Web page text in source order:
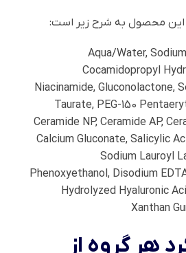
این محصول به شرح زیر است:
Aqua/Water,
Cocamidopropyl
Niacinamide, Gluconolactone,
Taurate, PEG-150
Ceramide NP, Ceramide AP,
Calcium Gluconate, Salicylic
Sodium Lauroyl
Phenoxyethanol, Disodium
Hydrolyzed Hyaluronic
Xanthan
هر گروه از